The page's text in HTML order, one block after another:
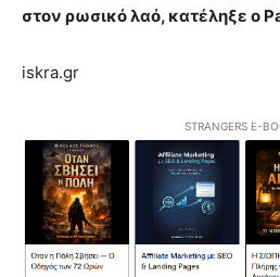
στον ρωσικό λαό, κατέληξε ο
iskra.gr
STRANGERS E-